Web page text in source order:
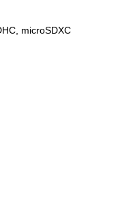
microSDXC